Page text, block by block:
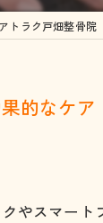
四十
ヘルニ
トラク戸畑整骨院
的なケア
やスマー